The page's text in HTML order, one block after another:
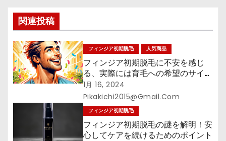
シ
ョ
ン
関連投稿
フィンジア初期脱毛 人気商品
フィンジア初期脱毛に不安を感じ
る、実際には育毛への希望のサイ
ン!?
1月 16, 2024
Pikakichi2015@gmail.com
フィンジア初期脱毛
フィンジア初期脱毛の謎を解明！安
心してケアを続けるためのポイント